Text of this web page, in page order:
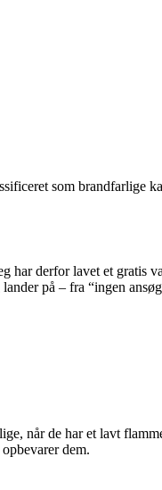
som brandfarlige
har derfor lavet et gratis
på – fra “ingen
når de har et lavt
dem.